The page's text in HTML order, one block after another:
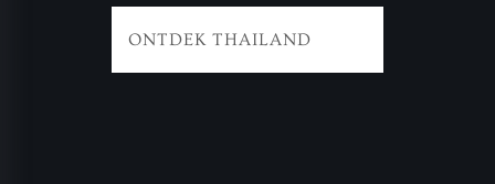
ONTDEK THAILAND